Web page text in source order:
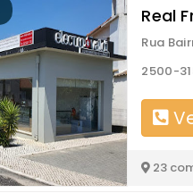
Real
Rua
2500-
23